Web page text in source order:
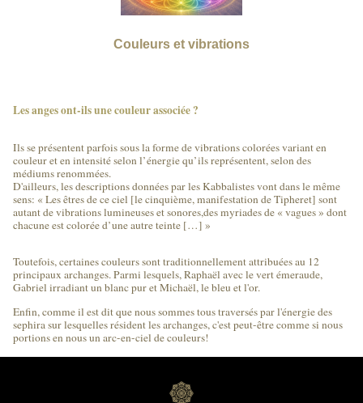
Couleurs et vibrations
Les anges ont-ils une couleur associée ?
Ils se présentent parfois sous la forme de vibrations colorées variant en
couleur et en intensité selon l’énergie qu’ils représentent, selon des
médiums renommées.
D'ailleurs, les descriptions données par les Kabbalistes vont dans le même
sens: « Les êtres de ce ciel [le cinquième, manifestation de Tipheret] sont
autant de vibrations lumineuses et sonores,des myriades de « vagues » dont
chacune est colorée d’une autre teinte […] »
Toutefois, certaines couleurs sont traditionnellement attribuées au 12
principaux archanges. Parmi lesquels, Raphaël avec le vert émeraude,
Gabriel irradiant un blanc pur et Michaël, le bleu et l'or.
Enfin, comme il est dit que nous sommes tous traversés par l'énergie des
sephira sur lesquelles résident les archanges, c'est peut-être comme si nous
portions en nous un arc-en-ciel de couleurs!